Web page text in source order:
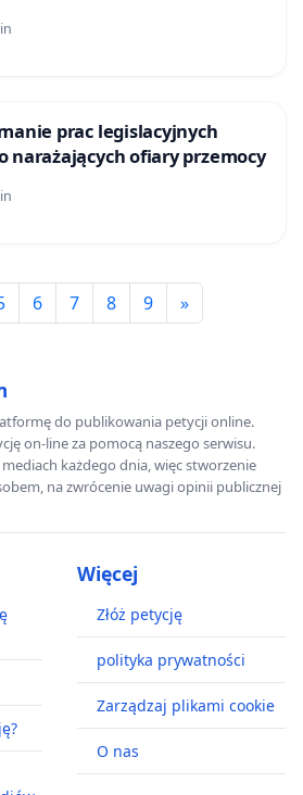
prac legislacyjnych
prawa rodzinnego narażających ofiary przemocy
6 7 8 9 »
do publikowania petycji online.
on-line za pomocą naszego serwisu.
każdego dnia, więc stworzenie
na zwrócenie uwagi opinii publicznej
Więcej
Złóż petycję
polityka prywatności
Zarządzaj plikami cookie
O nas